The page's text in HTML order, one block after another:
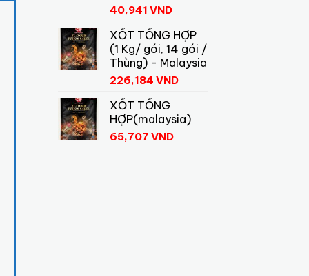
40,941 VND
XỐT TỔNG HỢP
(1 Kg/ gói, 14 gói /
Thùng) - Malaysia
226,184 VND
XỐT TỔNG
HỢP(malaysia)
65,707 VND